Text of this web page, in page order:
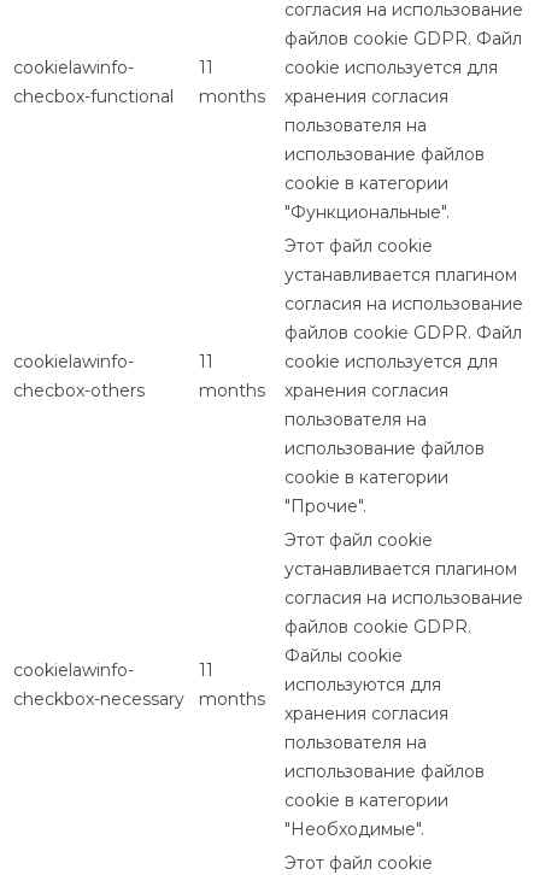
cookielawinfo-
checbox-functional
11
months
согласия на использование
файлов cookie GDPR. Файл
cookie используется для
хранения согласия
пользователя на
использование файлов
cookie в категории
"Функциональные".
cookielawinfo-
checbox-others
11
months
Этот файл cookie
устанавливается плагином
согласия на использование
файлов cookie GDPR. Файл
cookie используется для
хранения согласия
пользователя на
использование файлов
cookie в категории
"Прочие".
cookielawinfo-
checkbox-necessary
11
months
Этот файл cookie
устанавливается плагином
согласия на использование
файлов cookie GDPR.
Файлы cookie
используются для
хранения согласия
пользователя на
использование файлов
cookie в категории
"Необходимые".
Этот файл cookie